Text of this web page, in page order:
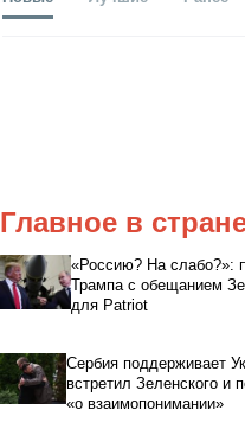
Главное в
«Россию? На слабо?»:
Трампа с обещанием
для Patriot
Сербия поддерживает
встретил Зеленского и
«о взаимопонимании»